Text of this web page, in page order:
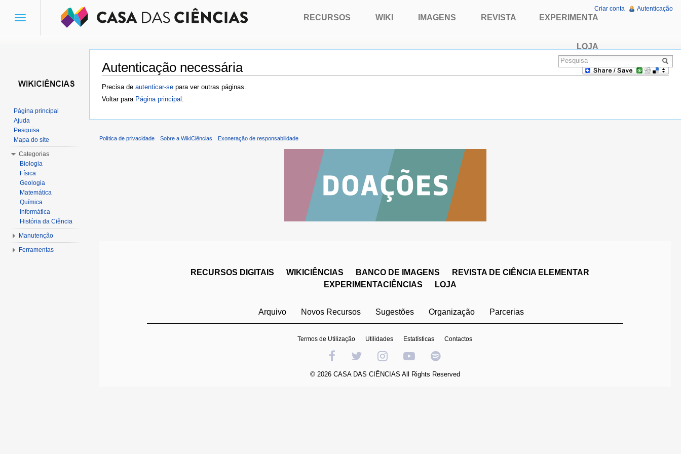
Autenticação necessária
Ir para:navegação,pesquisa
Precisa de autenticar-se para ver outras páginas.
Voltar para Página principal
Toggle
RECURSOS WIKI IMAGENS REVISTA EXPERIMENTA
LOJA
Criar conta Autenticação
Página principal
Ajuda
Pesquisa
Mapa do site
Categorias
Biologia
Física
Geologia
Matemática
Química
Informática
História da Ciência
Manutenção
Ferramentas
Política de privacidade Sobre a WikiCiências Exoneração de responsabilidade
RECURSOS DIGITAIS WIKICIÊNCIAS BANCO DE IMAGENS
REVISTA DE CIÊNCIA ELEMENTAR
EXPERIMENTACIÊNCIAS
LOJA
Arquivo Novos Recursos Sugestões Organização Parcerias
Termos de Utilização Utilidades Estatísticas Contactos
© 2026 CASA DAS CIÊNCIAS All Rights Reserved